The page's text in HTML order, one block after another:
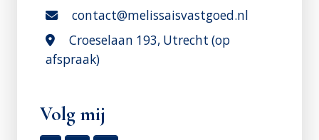
contact@melissaisvastgoed.nl
Croeselaan 193, Utrecht (op
afspraak)
Volg mij